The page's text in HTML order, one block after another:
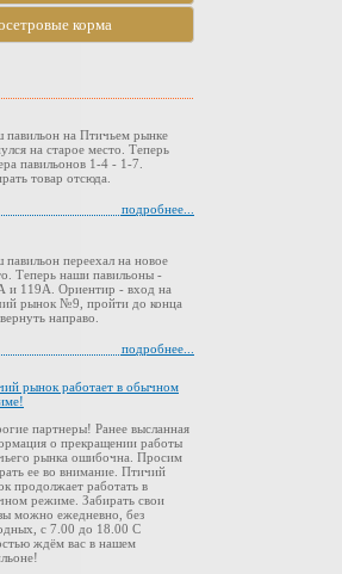
корма
павильон на Птичьем рынке
на старое место. Теперь
павильонов 1-4 - 1-7.
товар отсюда.
подробнее...
переехал на новое
Теперь наши павильоны -
и 119А. Ориентир - вход на
рынок №9, пройти до конца
направо.
подробнее...
рынок работает в обычном
партнеры! Ранее высланная
о прекращении работы
рынка ошибочна. Просим
ее во внимание. Птичий
продолжает работать в
режиме. Забирать свои
можно ежедневно, без
с 7.00 до 18.00 С
ждём вас в нашем